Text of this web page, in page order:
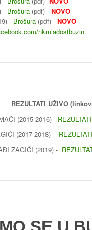
- Brošura (pdf) - NOVO
- Brošura (pdf) - NOVO
nkmladostbuzin
REZULTATI UŽIVO
(2015-2016) -
(2017-2018) -
ZAGIĆI (2019) -